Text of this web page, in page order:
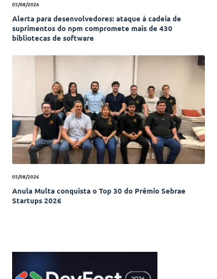
05/08/2026
Alerta para desenvolvedores: ataque à cadeia de
suprimentos do npm compromete mais de 430
bibliotecas de software
05/08/2026
Anula Multa conquista o Top 30 do Prêmio Sebrae
Startups 2026